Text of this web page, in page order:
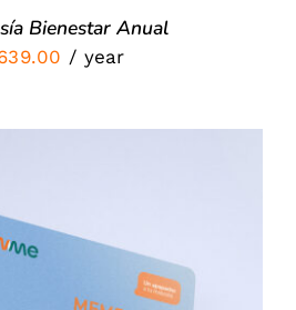
Bienestar Anual
/ year